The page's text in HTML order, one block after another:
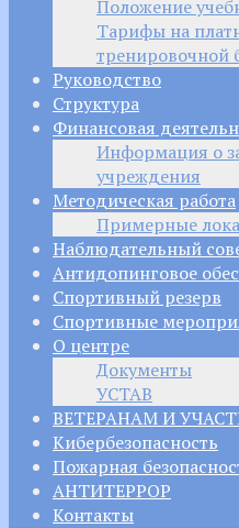
Положение
Тарифы на
тренировочной
Руководство
Структура
Финансовая
Информация о
учреждения
Методическая работа
Примерные
Наблюдательный
Антидопинговое
Спортивный резерв
Спортивные
О центре
Документы
УСТАВ
ВЕТЕРАНАМ И
Кибербезопасность
Пожарная
АНТИТЕРРОР
Контакты